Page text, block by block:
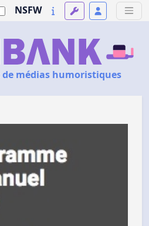
NSFW
de médias humoristiques